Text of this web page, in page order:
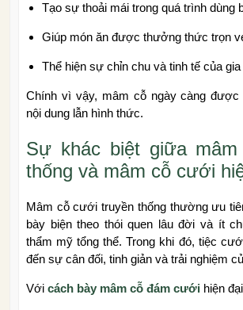
Tạo sự thoải mái trong quá trình dùng
Giúp món ăn được thưởng thức trọn
Thể hiện sự chỉn chu và tinh tế của
Chính vì vậy, mâm cỗ ngày càng
nội dung lẫn hình thức.
Sự khác biệt giữa mâm
thống và mâm cỗ cưới
Mâm cỗ cưới truyền thống thường ưu
bày biện theo thói quen lâu đời và ít
thẩm mỹ tổng thể. Trong khi đó, tiệc
đến sự cân đối, tinh giản và trải nghiệm
Với cách bày mâm cỗ đám cưới hiện